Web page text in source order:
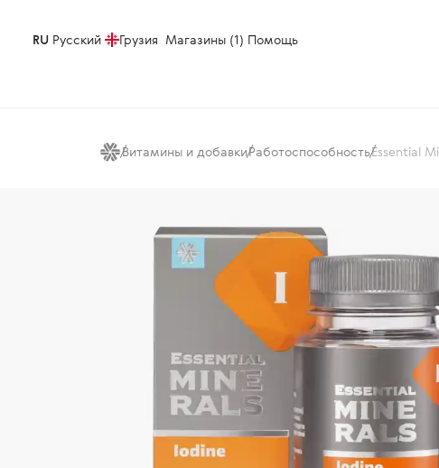
RU Русский Грузия Магазины (1) Помощь
Витамины и добавкиРаботоспособностьEssential